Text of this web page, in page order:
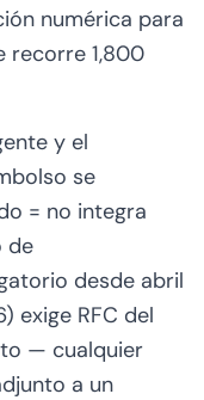
numérica para
recorre 1,800
y el
se
= no integra
de
desde abril
exige RFC del
— cualquier
a un